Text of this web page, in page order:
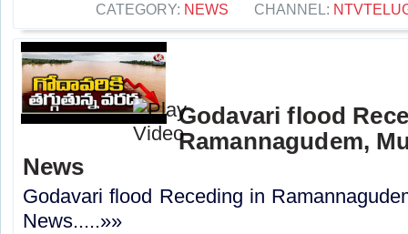
CATEGORY: NEWS CHANNEL:
Godavari flood
Ramannagudem,
News
Godavari flood Receding in
News.....»»